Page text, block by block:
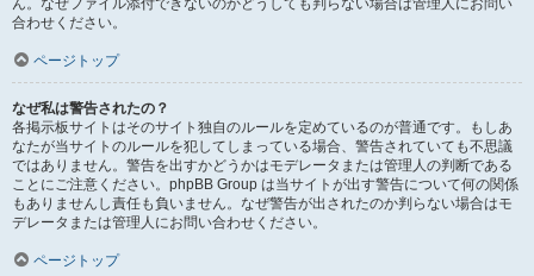
ん。なぜファイル添付できないのかどうしても判らない場合は管理人にお問い
合わせください。
ページトップ
なぜ私は警告されたの？
各掲示板サイトはそのサイト独自のルールを定めているのが普通です。もしあ
なたが当サイトのルールを犯してしまっている場合、警告されていても不思議
ではありません。警告を出すかどうかはモデレータまたは管理人の判断である
ことにご注意ください。phpBB Group は当サイトが出す警告について何の関係
もありませんし責任も負いません。なぜ警告が出されたのか判らない場合はモ
デレータまたは管理人にお問い合わせください。
ページトップ